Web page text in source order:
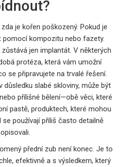
je kořen poškozený. Pokud je
pomocí kompozitu nebo fazety.
jen implantát. V některých
protéza, která vám umožní
se připravujete na trvalé řešení.
slabé skloviny, může být
přílišné bělení—obě věci, které
pastě, produktech, které mohou
používají příliš často detailně
přední zub není konec. Je to
efektivně a s výsledkem, který